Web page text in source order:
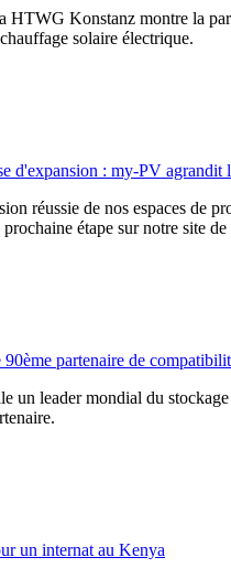
HTWG Konstanz montre la
solaire électrique.
d'expansion : my-PV agrandit
réussie de nos espaces de
étape sur notre site
partenaire de
un leader mondial du
un internat au Kenya